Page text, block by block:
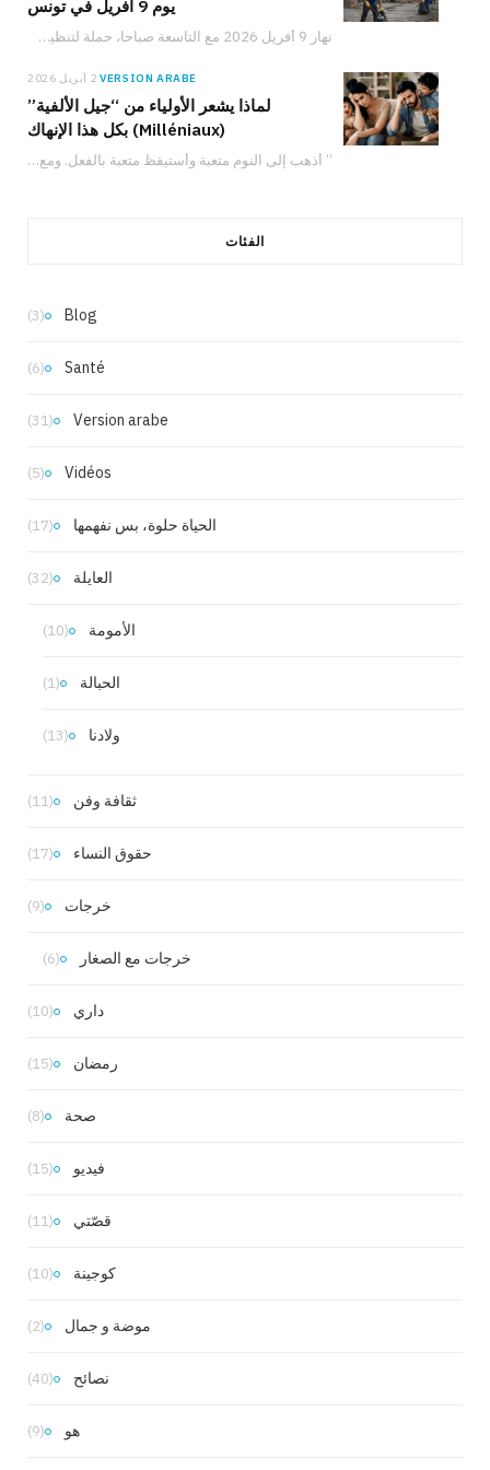
يوم 9 أفريل في تونس
نهار 9 أفريل 2026 مع التاسعة صباحا، حملة لتنظيف الموقع الأثري بأوتيك تدعو المواطنين والعائلات والشباب للمشاركة في حماية التراث التونسي والعمل من أجل البيئة.
VERSION ARABE 2 أبريل 2026
لماذا يشعر الأولياء من “جيل الألفية”
(Milléniaux) بكل هذا الإنهاك
” أذهب إلى النوم متعبة وأستيقظ متعبة بالفعل. ومع ذلك، لدي شعور دائم بأنني لا…
الفئات
Blog
(3)
Santé
(6)
Version arabe
(31)
Vidéos
(5)
الحياة حلوة، بس نفهمها (17)
العايلة (32)
الأمومة (10)
الحبالة (1)
ولادنا (13)
ثقافة وفن (11)
حقوق النساء (17)
خرجات (9)
خرجات مع الصغار (6)
داري (10)
رمضان (15)
صحة (8)
فيديو (15)
قصّتي (11)
كوجينة (10)
موضة و جمال (2)
نصائح (40)
هو (9)